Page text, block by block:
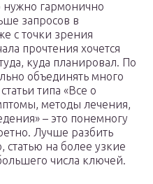
гармонично
запросов в
с точки зрения
прочтения хочется
куда планировал. По
объединять много
типа «Все о
методы лечения,
– это понемногу
Лучше разбить
статью на более узкие
числа ключей.